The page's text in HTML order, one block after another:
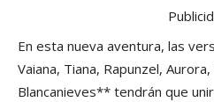
En esta nueva aventura, las
Vaiana, Tiana, Rapunzel,
Blancanieves** tendrán que